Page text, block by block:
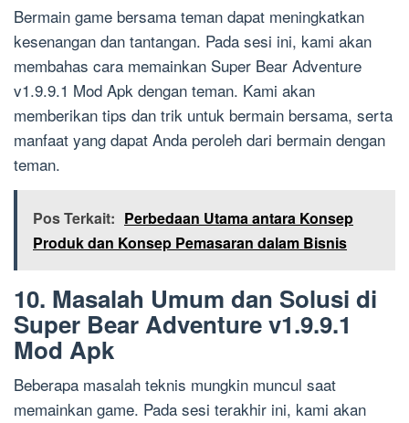
Bermain game bersama teman dapat meningkatkan
kesenangan dan tantangan. Pada sesi ini, kami akan
membahas cara memainkan Super Bear Adventure
v1.9.9.1 Mod Apk dengan teman. Kami akan
memberikan tips dan trik untuk bermain bersama, serta
manfaat yang dapat Anda peroleh dari bermain dengan
teman.
Pos Terkait: Perbedaan Utama antara Konsep
Produk dan Konsep Pemasaran dalam Bisnis
10. Masalah Umum dan Solusi di
Super Bear Adventure v1.9.9.1
Mod Apk
Beberapa masalah teknis mungkin muncul saat
memainkan game. Pada sesi terakhir ini, kami akan